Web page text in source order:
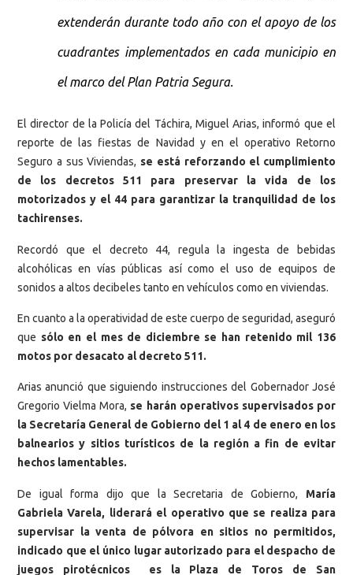
extenderán durante todo año con el apoyo de los
cuadrantes implementados en cada municipio en
el marco del Plan Patria Segura.
El director de la Policía del Táchira, Miguel Arias, informó que el
reporte de las fiestas de Navidad y en el operativo Retorno
Seguro a sus Viviendas, se está reforzando el cumplimiento
de los decretos 511 para preservar la vida de los
motorizados y el 44 para garantizar la tranquilidad de los
tachirenses.
Recordó que el decreto 44, regula la ingesta de bebidas
alcohólicas en vías públicas así como el uso de equipos de
sonidos a altos decibeles tanto en vehículos como en viviendas.
En cuanto a la operatividad de este cuerpo de seguridad, aseguró
que sólo en el mes de diciembre se han retenido mil 136
motos por desacato al decreto 511.
Arias anunció que siguiendo instrucciones del Gobernador José
Gregorio Vielma Mora, se harán operativos supervisados por
la Secretaría General de Gobierno del 1 al 4 de enero en los
balnearios y sitios turísticos de la región a fin de evitar
hechos lamentables.
De igual forma dijo que la Secretaria de Gobierno, María
Gabriela Varela, liderará el operativo que se realiza para
supervisar la venta de pólvora en sitios no permitidos,
indicado que el único lugar autorizado para el despacho de
juegos pirotécnicos es la Plaza de Toros de San